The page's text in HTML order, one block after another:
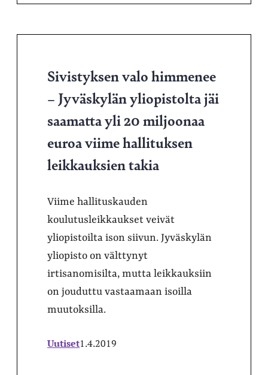
Sivistyksen valo himmenee
– Jyväskylän yliopistolta jäi
saamatta yli 20 miljoonaa
euroa viime hallituksen
leikkauksien takia
Viime hallituskauden
koulutusleikkaukset veivät
yliopistoilta ison siivun. Jyväskylän
yliopisto on välttynyt
irtisanomisilta, mutta leikkauksiin
on jouduttu vastaamaan isoilla
muutoksilla.
Uutiset1.4.2019